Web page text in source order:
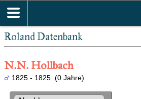
Roland Datenbank
N.N. Hollbach
1825 - 1825 (0 Jahre)